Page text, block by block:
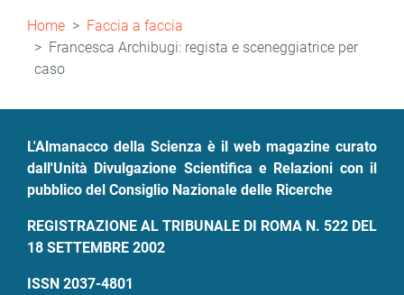
Briciole
di
Home
Faccia a faccia
Francesca Archibugi: regista e sceneggiatrice per
caso
L'Almanacco della Scienza è il web magazine curato
dall'Unità Divulgazione Scientifica e Relazioni con il
pubblico del Consiglio Nazionale delle Ricerche
REGISTRAZIONE AL TRIBUNALE DI ROMA N. 522 DEL
18 SETTEMBRE 2002
ISSN 2037-4801